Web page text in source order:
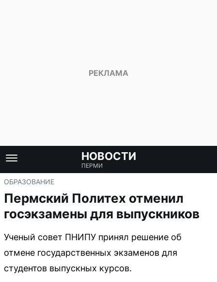
НОВОСТИ
ПЕРМИ
ОБРАЗОВАНИЕ
Пермский Политех отменил
госэкзамены для выпускников
Ученый совет ПНИПУ принял решение об
отмене государственных экзаменов для
студентов выпускных курсов.